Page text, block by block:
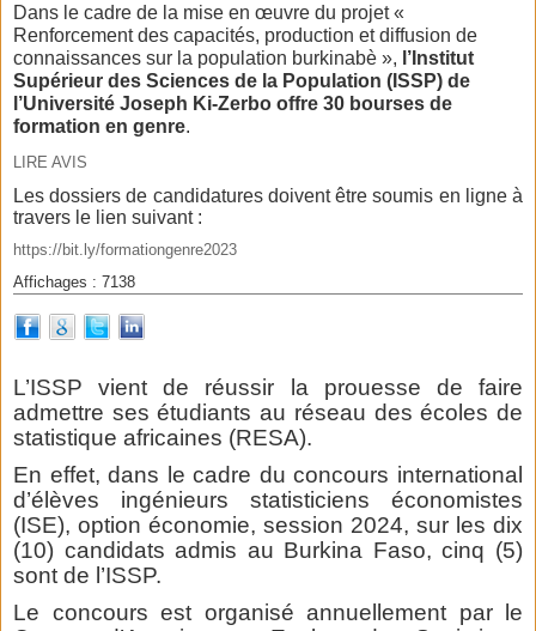
Dans le cadre de la mise en œuvre du projet «
Renforcement des capacités, production et diffusion de
connaissances sur la population burkinabè », l’Institut
Supérieur des Sciences de la Population (ISSP) de
l’Université Joseph Ki-Zerbo offre 30 bourses de
formation en genre.
LIRE AVIS
Les dossiers de candidatures doivent être soumis en ligne à
travers le lien suivant :
https://bit.ly/formationgenre2023
Affichages : 7138
L’ISSP vient de réussir la prouesse de faire
admettre ses étudiants au réseau des écoles de
statistique africaines (RESA).
En effet, dans le cadre du concours international
d’élèves ingénieurs statisticiens économistes
(ISE), option économie, session 2024, sur les dix
(10) candidats admis au Burkina Faso, cinq (5)
sont de l’ISSP.
Le concours est organisé annuellement par le